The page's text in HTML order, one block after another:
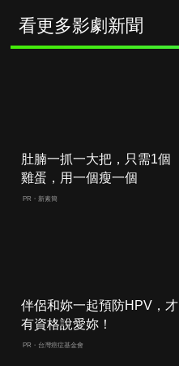
看更多影劇新聞
肚腩一抓一大把，只需1個
雞蛋，用一個瘦一個
PR・新素簡
伴侶和妳一起預防HPV，才
有資格說愛妳！
PR・台灣癌症基金會